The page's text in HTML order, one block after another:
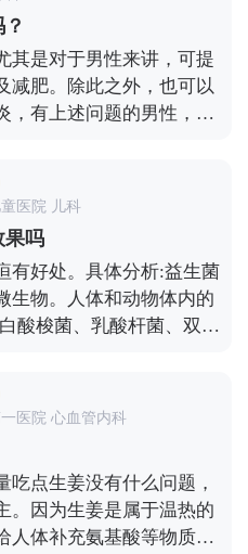
良的现象，像出现腹泻
有任何的症状。毕竟哺
就会对乳汁有影响，可以
会有太大伤害。但还是建
些辛辣、刺激、生冷、油
其是对于男性来讲，可提
减肥。除此之外，也可以
，有上述问题的男性，可
医院 儿科
果吗
有好处。具体分析:益生菌
生物。人体和动物体内的
酸梭菌、乳酸杆菌、双歧
益微生物的总称，能产生
的微生态平衡，发挥有益
定帮助的，主要是减少胆
泄。新生儿黄疸是指新
常，引起血液中胆红素
粘膜和巩膜黄染为特征的
床问题。益生菌能促进正
医院 心血管内科
点生姜没有什么问题，
。因为生姜是属于温热的
人体补充氨基酸等物质，